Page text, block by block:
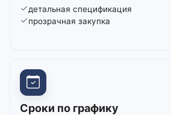
детальная спецификация
прозрачная закупка
Сроки по графику